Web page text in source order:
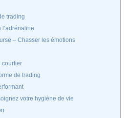
trading
l’adrénaline
– Chasser les émotions
courtier
de trading
votre hygiène de vie